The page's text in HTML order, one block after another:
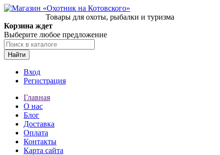
Товары для охоты, рыбалки и туризма
Корзина ждет
Выберите любое предложение
Найти
Вход
Регистрация
Главная
О нас
Блог
Доставка
Оплата
Контакты
Карта сайта